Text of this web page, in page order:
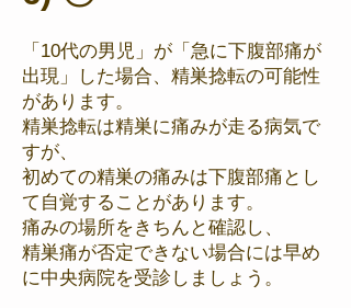
「10代の男児」が「急に下腹部痛が
出現」した場合、精巣捻転の可能性
があります。
精巣捻転は精巣に痛みが走る病気で
すが、
初めての精巣の痛みは下腹部痛とし
て自覚することがあります。
痛みの場所をきちんと確認し、
精巣痛が否定できない場合には早め
に中央病院を受診しましょう。